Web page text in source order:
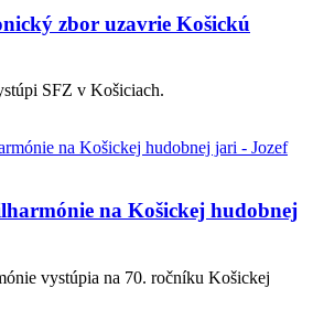
zbor uzavrie Košickú
SFZ v Košiciach.
na Košickej hudobnej
vystúpia na 70. ročníku Košickej